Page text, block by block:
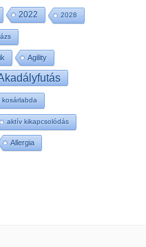
2022 2028
Agility
kosárlabda
aktív kikapcsolódás
Allergia